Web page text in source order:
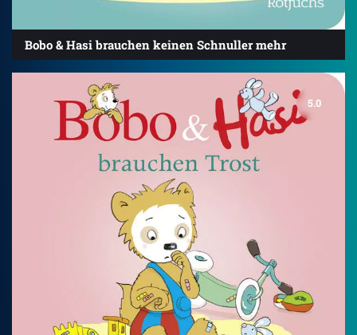
Bobo & Hasi brauchen keinen Schnuller mehr
5.0